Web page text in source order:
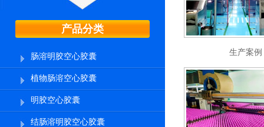
产品分类
肠溶明胶空心胶囊
植物肠溶空心胶囊
明胶空心胶囊
结肠溶明胶空心胶囊
生产案例